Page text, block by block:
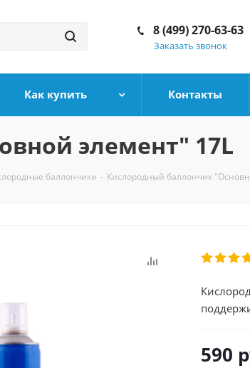
8 (499) 270-63-63
Заказать звонок
Как купить Контакты
элемент" 17L
баллончики - Кислородный баллончик
590